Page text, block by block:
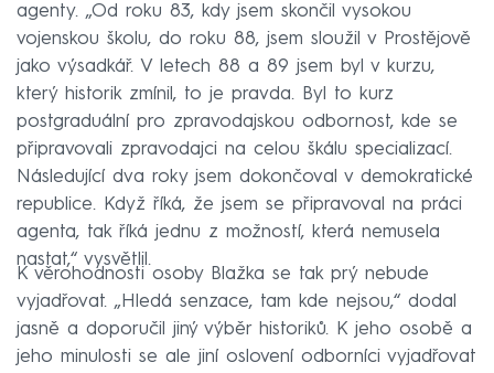
agenty. „Od roku 83, kdy jsem skončil vysokou
vojenskou školu, do roku 88, jsem sloužil v Prostějově
jako výsadkář. V letech 88 a 89 jsem byl v kurzu,
který historik zmínil, to je pravda. Byl to kurz
postgraduální pro zpravodajskou odbornost, kde se
připravovali zpravodajci na celou škálu specializací.
Následující dva roky jsem dokončoval v demokratické
republice. Když říká, že jsem se připravoval na práci
agenta, tak říká jednu z možností, která nemusela
nastat,“ vysvětlil.
K věrohodnosti osoby Blažka se tak prý nebude
vyjadřovat. „Hledá senzace, tam kde nejsou,“ dodal
jasně a doporučil jiný výběr historiků. K jeho osobě a
jeho minulosti se ale jiní oslovení odborníci vyjadřovat